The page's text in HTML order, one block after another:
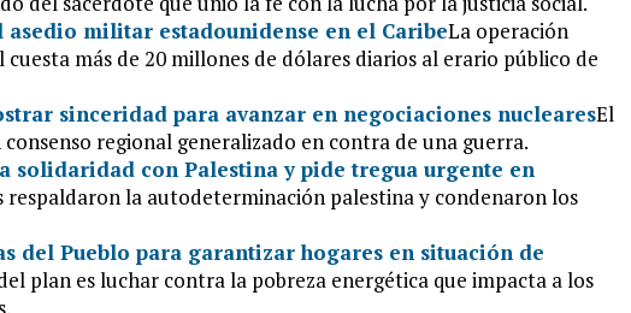
militar estadounidense en el CaribeLa operación
más de 20 millones de dólares diarios al erario público de
sinceridad para avanzar en negociaciones nuclearesEl
regional generalizado en contra de una guerra.
solidaridad con Palestina y pide tregua urgente en
respaldaron la autodeterminación palestina y condenaron los
del Pueblo para garantizar hogares en situación de
plan es luchar contra la pobreza energética que impacta a los